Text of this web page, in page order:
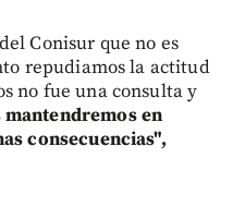
Conisur que no es
repudiamos la actitud
no fue una consulta y
en
consecuencias",